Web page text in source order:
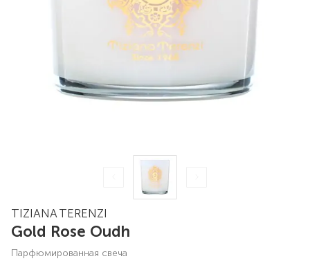
TIZIANA TERENZI
Gold Rose Oudh
парфюмированная свеча